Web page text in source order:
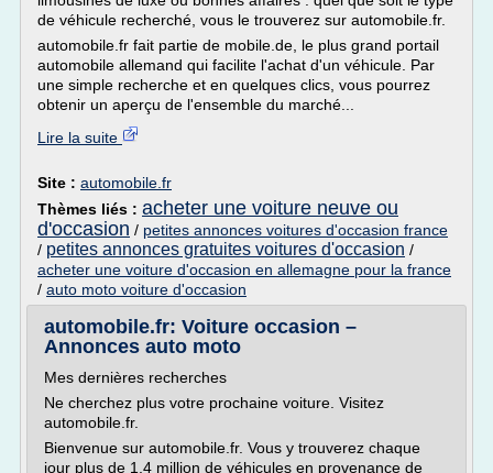
de véhicule recherché, vous le trouverez sur automobile.fr.
automobile.fr fait partie de mobile.de, le plus grand portail
automobile allemand qui facilite l'achat d'un véhicule. Par
une simple recherche et en quelques clics, vous pourrez
obtenir un aperçu de l'ensemble du marché...
Lire la suite
Site : automobile.fr
Thèmes liés : acheter une voiture neuve ou
d'occasion / petites annonces voitures d'occasion france
/ petites annonces gratuites voitures d'occasion /
acheter une voiture d'occasion en allemagne pour la france
/ auto moto voiture d'occasion
automobile.fr: Voiture occasion –
Annonces auto moto
Mes dernières recherches
Ne cherchez plus votre prochaine voiture. Visitez
automobile.fr.
Bienvenue sur automobile.fr. Vous y trouverez chaque
jour plus de 1,4 million de véhicules en provenance de